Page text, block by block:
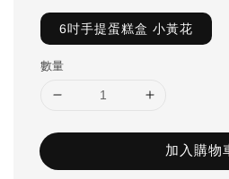
6吋手提蛋糕盒 小黃花
數量
加入購物